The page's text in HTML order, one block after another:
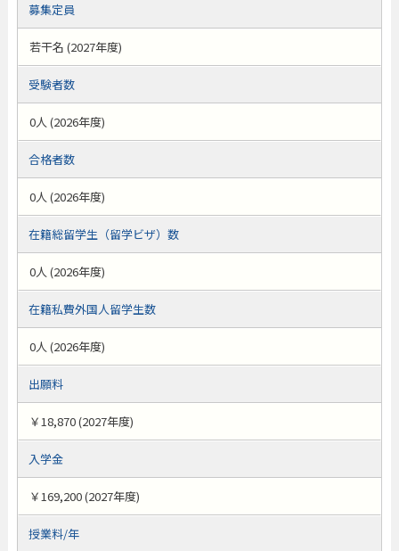
募集定員
若干名 (2027年度)
受験者数
0人 (2026年度)
合格者数
0人 (2026年度)
在籍総留学生（留学ビザ）数
0人 (2026年度)
在籍私費外国人留学生数
0人 (2026年度)
出願料
￥18,870 (2027年度)
入学金
￥169,200 (2027年度)
授業料/年